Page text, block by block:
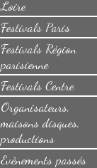
Loire
Festivals Paris
Festivals Région
parisienne
Festivals Centre
Organisateurs,
maisons disques,
productions
Evènements passés